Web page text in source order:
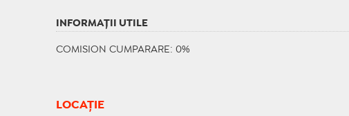
INFORMAŢII UTILE
COMISION CUMPARARE: 0%
LOCAȚIE